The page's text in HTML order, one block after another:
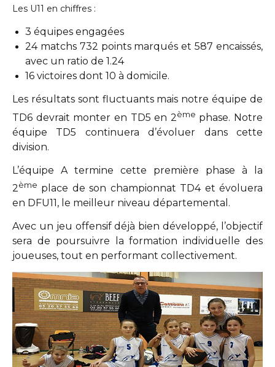
Les U11 en chiffres :
3 équipes engagées
24 matchs 732 points marqués et 587 encaissés,
avec un ratio de 1.24
16 victoires dont 10 à domicile.
Les résultats sont fluctuants mais notre équipe de
TD6 devrait monter en TD5 en 2ème phase. Notre
équipe TD5 continuera d’évoluer dans cette
division.
L’équipe A termine cette première phase à la
2ème place de son championnat TD4 et évoluera
en DFU11, le meilleur niveau départemental.
Avec un jeu offensif déjà bien développé, l’objectif
sera de poursuivre la formation individuelle des
joueuses, tout en performant collectivement.